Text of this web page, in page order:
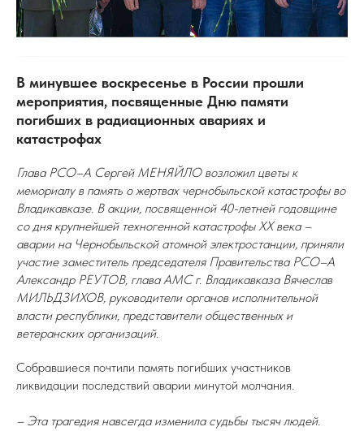
В минувшее воскресенье в России прошли
мероприятия, посвященные Дню памяти
погибших в радиационных авариях и
катастрофах
Глава РСО–А Сергей МЕНЯЙЛО возложил цветы к
мемориалу в память о жертвах чернобыльской катастрофы во
Владикавказе. В акции, посвященной 40-летней годовщине
со дня крупнейшей техногенной катастрофы XX века –
аварии на Чернобыльской атомной электростанции, приняли
участие заместитель председателя Правительства РСО–А
Александр РЕУТОВ, глава АМС г. Владикавказа Вячеслав
МИЛЬДЗИХОВ, руководители органов исполнительной
власти республики, представители общественных и
ветеранских организаций.
Собравшиеся почтили память погибших участников
ликвидации последствий аварии минутой молчания.
– Эта трагедия навсегда изменила судьбы тысяч людей.